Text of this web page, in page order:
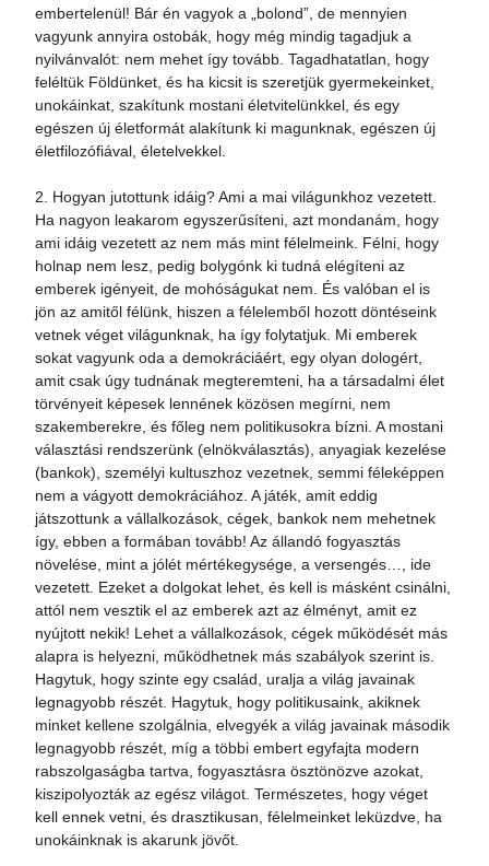
embertelenül! Bár én vagyok a „bolond”, de mennyien
vagyunk annyira ostobák, hogy még mindig tagadjuk a
nyilvánvalót: nem mehet így tovább. Tagadhatatlan, hogy
feléltük Földünket, és ha kicsit is szeretjük gyermekeinket,
unokáinkat, szakítunk mostani életvitelünkkel, és egy
egészen új életformát alakítunk ki magunknak, egészen új
életfilozófiával, életelvekkel.
2. Hogyan jutottunk idáig? Ami a mai világunkhoz vezetett.
Ha nagyon leakarom egyszerűsíteni, azt mondanám, hogy
ami idáig vezetett az nem más mint félelmeink. Félni, hogy
holnap nem lesz, pedig bolygónk ki tudná elégíteni az
emberek igényeit, de mohóságukat nem. És valóban el is
jön az amitől félünk, hiszen a félelemből hozott döntéseink
vetnek véget világunknak, ha így folytatjuk. Mi emberek
sokat vagyunk oda a demokráciáért, egy olyan dologért,
amit csak úgy tudnának megteremteni, ha a társadalmi élet
törvényeit képesek lennének közösen megírni, nem
szakemberekre, és főleg nem politikusokra bízni. A mostani
választási rendszerünk (elnökválasztás), anyagiak kezelése
(bankok), személyi kultuszhoz vezetnek, semmi féleképpen
nem a vágyott demokráciához. A játék, amit eddig
játszottunk a vállalkozások, cégek, bankok nem mehetnek
így, ebben a formában tovább! Az állandó fogyasztás
növelése, mint a jólét mértékegysége, a versengés…, ide
vezetett. Ezeket a dolgokat lehet, és kell is másként csinálni,
attól nem vesztik el az emberek azt az élményt, amit ez
nyújtott nekik! Lehet a vállalkozások, cégek működését más
alapra is helyezni, működhetnek más szabályok szerint is.
Hagytuk, hogy szinte egy család, uralja a világ javainak
legnagyobb részét. Hagytuk, hogy politikusaink, akiknek
minket kellene szolgálnia, elvegyék a világ javainak második
legnagyobb részét, míg a többi embert egyfajta modern
rabszolgaságba tartva, fogyasztásra ösztönözve azokat,
kiszipolyozták az egész világot. Természetes, hogy véget
kell ennek vetni, és drasztikusan, félelmeinket leküzdve, ha
unokáinknak is akarunk jövőt.